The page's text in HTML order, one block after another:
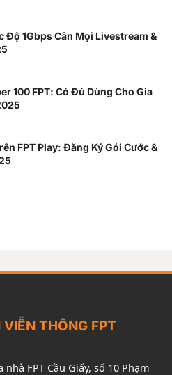
Độ 1Gbps Cân Mọi Livestream &
100 FPT: Có Đủ Dùng Cho Gia
FPT Play: Đăng Ký Gói Cước &
THÔNG FPT
nhà FPT Cầu Giấy, số 10 Phạm